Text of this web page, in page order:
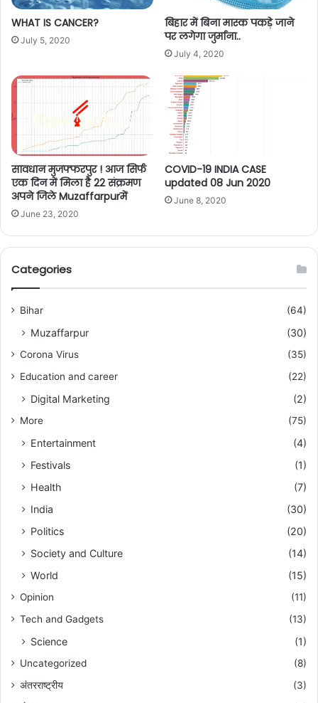
WHAT IS CANCER?
July 5, 2020
बिहार में बिना मास्क पकड़े जाने
पर लगेगा जुर्माना..
July 4, 2020
सावधान मुजफ्फरपुर ! आज सिर्फ
एक दिन में मिला है 22 संक्रमण
अपने जिले Muzaffarpurमें
June 23, 2020
COVID-19 INDIA CASE
updated 08 Jun 2020
June 8, 2020
Categories
Bihar (64)
Muzaffarpur (30)
Corona Virus
(35)
Education and career
(22)
Digital Marketing (2)
More (75)
Entertainment
(4)
Festivals
(1)
Health
(7)
India
(30)
Politics
(20)
Society and Culture
(14)
World
(15)
Opinion
(11)
Tech and Gadgets
(13)
Science (1)
Uncategorized
(8)
अंतरराष्ट्रीय
(3)